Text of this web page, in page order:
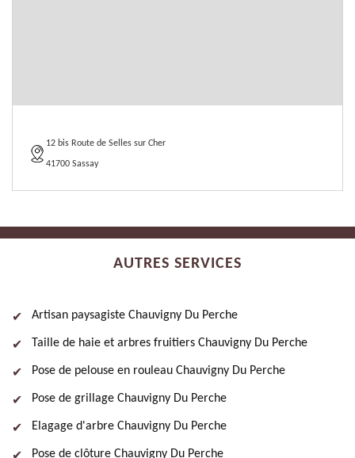
12 bis Route de Selles sur Cher
41700 Sassay
AUTRES SERVICES
Artisan paysagiste Chauvigny Du Perche
Taille de haie et arbres fruitiers Chauvigny Du Perche
Pose de pelouse en rouleau Chauvigny Du Perche
Pose de grillage Chauvigny Du Perche
Elagage d'arbre Chauvigny Du Perche
Pose de clôture Chauvigny Du Perche